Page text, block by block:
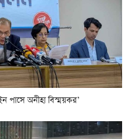
পাসে অনীহা বিস্ময়কর’